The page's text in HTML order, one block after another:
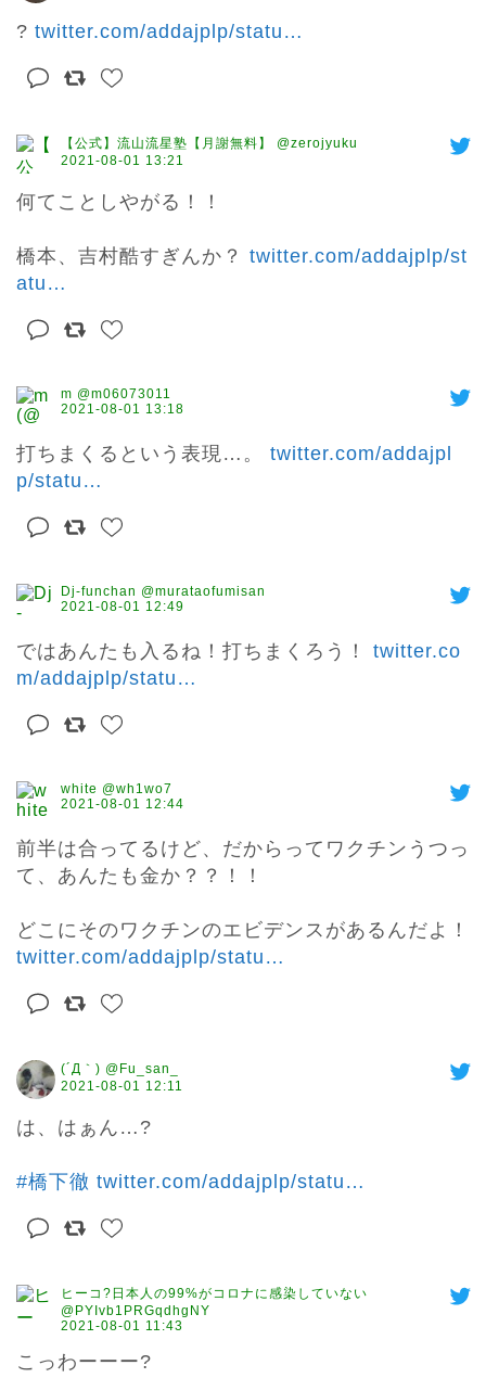
? twitter.com/addajplp/statu …
【公式】流山流星塾【月謝無料】 @zerojyuku
2021-08-01 13:21
何てことしやがる！！
橋本、吉村酷すぎんか？ twitter.com/addajplp/st
atu …
m @m06073011
2021-08-01 13:18
打ちまくるという表現…。 twitter.com/addajpl
p/statu …
Dj-funchan @murataofumisan
2021-08-01 12:49
ではあんたも入るね！打ちまくろう！ twitter.co
m/addajplp/statu …
white @wh1wo7
2021-08-01 12:44
前半は合ってるけど、だからってワクチンうつっ
て、あんたも金か？？！！
twitter.com/addajplp/statu …
(´Д｀) @Fu_san_
2021-08-01 12:11
は、はぁん…?
#橋下徹 twitter.com/addajplp/statu …
ヒーコ?日本人の99%がコロナに感染していない
@PYIvb1PRGqdhgNY
2021-08-01 11:43
こっわーーー?